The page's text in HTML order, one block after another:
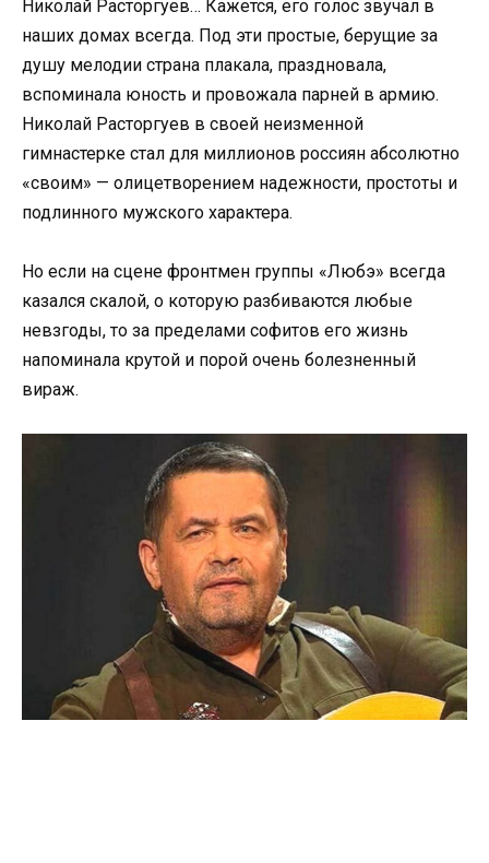
Николай Расторгуев… Кажется, его голос звучал в
наших домах всегда. Под эти простые, берущие за
душу мелодии страна плакала, праздновала,
вспоминала юность и провожала парней в армию.
Николай Расторгуев в своей неизменной
гимнастерке стал для миллионов россиян абсолютно
«своим» — олицетворением надежности, простоты и
подлинного мужского характера.
Но если на сцене фронтмен группы «Любэ» всегда
казался скалой, о которую разбиваются любые
невзгоды, то за пределами софитов его жизнь
напоминала крутой и порой очень болезненный
вираж.